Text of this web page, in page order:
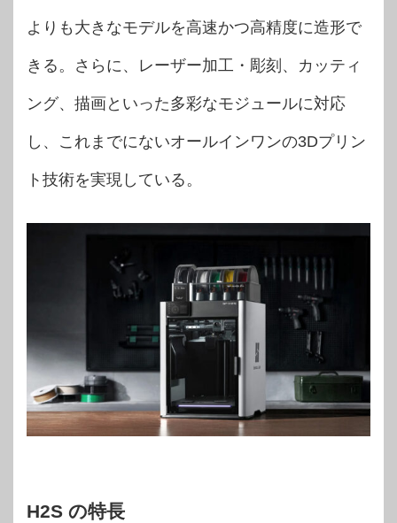
よりも大きなモデルを高速かつ高精度に造形で
きる。さらに、レーザー加工・彫刻、カッティ
ング、描画といった多彩なモジュールに対応
し、これまでにないオールインワンの3Dプリン
ト技術を実現している。
H2S の特長